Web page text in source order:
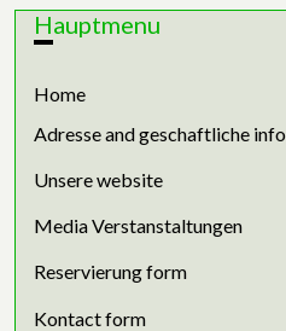
Hauptmenu
Home
Adresse and geschaftliche info
Unsere website
Media Verstanstaltungen
Reservierung form
Kontact form